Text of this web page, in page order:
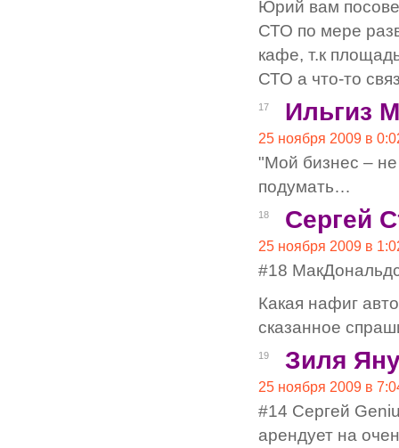
Юрий вам
СТО по мере
кафе, т.к
СТО а что-то
17 Ильгиз
25 ноября 2009 в
"Мой бизнес –
подумать…
18 Сергей
25 ноября 2009 в
#18
Какая нафиг
сказанное
19 Зиля
25 ноября 2009 в
#14 Сергей
арендует на